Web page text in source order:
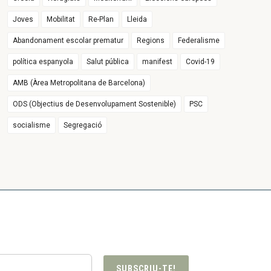
Joves Mobilitat Re-Plan Lleida
Abandonament escolar prematur Regions Federalisme
política espanyola Salut pública manifest Covid-19
AMB (Àrea Metropolitana de Barcelona)
ODS (Objectius de Desenvolupament Sostenible) PSC
socialisme Segregació
SUBSCRIU-TE!